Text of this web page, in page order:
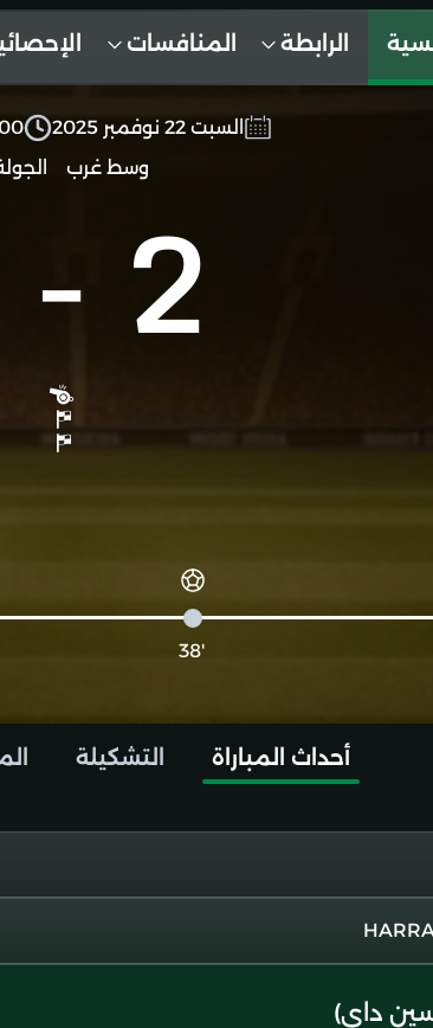
الرابطة المنافسات
السبت 22 نوفمبر 2025
وسط غرب
الجولة
2
-
'38
أحداث المباراة التشكيلة
داي)